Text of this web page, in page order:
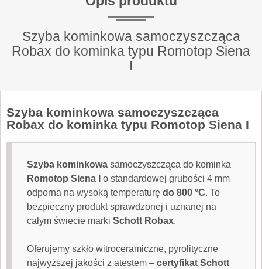
Szyba kominkowa samoczyszcząca
Robax do kominka typu Romotop Siena
I
Szyba kominkowa samoczyszcząca
Robax do kominka typu Romotop Siena I
Szyba kominkowa samoczyszcząca do kominka
Romotop Siena I o standardowej grubości 4 mm
odporna na wysoką temperaturę do 800 °C. To
bezpieczny produkt sprawdzonej i uznanej na
całym świecie marki Schott Robax.
Oferujemy szkło witroceramiczne, pyrolityczne
najwyższej jakości z atestem – certyfikat Schott